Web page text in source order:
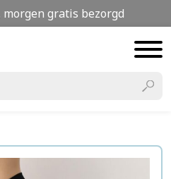
gratis bezorgd